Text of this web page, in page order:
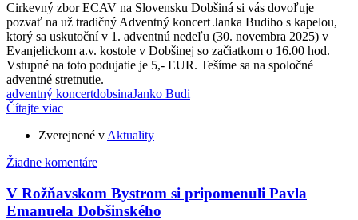
Cirkevný zbor ECAV na Slovensku Dobšiná si vás dovoľuje
pozvať na už tradičný Adventný koncert Janka Budiho s kapelou,
ktorý sa uskutoční v 1. adventnú nedeľu (30. novembra 2025) v
Evanjelickom a.v. kostole v Dobšinej so začiatkom o 16.00 hod.
Vstupné na toto podujatie je 5,- EUR. Tešíme sa na spoločné
adventné stretnutie.
adventný koncertdobsinaJanko Budi
Čítajte viac
Zverejnené v Aktuality
Žiadne komentáre
V Rožňavskom Bystrom si pripomenuli Pavla
Emanuela Dobšinského